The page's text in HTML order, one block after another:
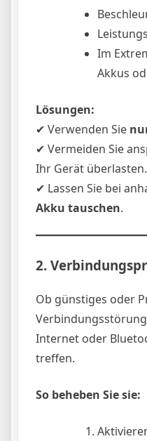
Im
Akkus
Lösungen:
✔ Verwenden Sie
✔ Vermeiden Sie
Ihr Gerät überlasten.
✔ Lassen Sie bei
Akku tauschen.
2.
Ob günstiges oder
Internet oder
treffen.
So beheben Sie sie: